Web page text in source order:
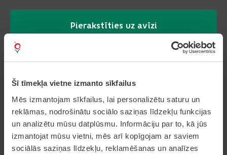
Šī tīmekļa vietne izmanto sīkfailus
Mēs izmantojam sīkfailus, lai personalizētu saturu un
reklāmas, nodrošinātu sociālo saziņas līdzekļu funkcijas
un analizētu mūsu datplūsmu. Informāciju par to, kā jūs
izmantojat mūsu vietni, mēs arī kopīgojam ar saviem
sociālās saziņas līdzekļu, reklamēšanas un analīzes
Pierakstīties uz avīzi
Pakalpojumi
Dzīvesvietas deklarēšana
Pieteikt bērnu pirmsskolas izglītības iestādē
Nekustamā īpašuma nodokļa samaksa caur
epakalpojumi.lv
Nekustamā īpašuma karte